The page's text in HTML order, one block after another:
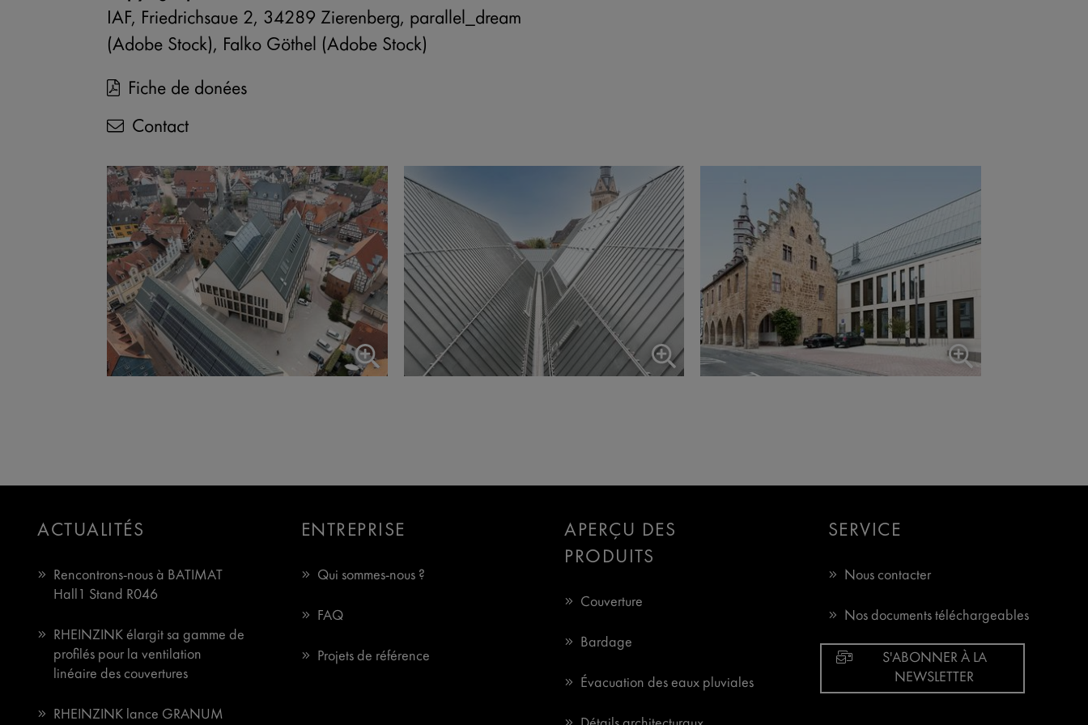
IAF, Friedrichsaue 2, 34289 Zierenberg, parallel_dream
(Adobe Stock), Falko Göthel (Adobe Stock)
Fiche de donées
Contact
ACTUALITÉS
Rencontrons-nous à BATIMAT
Hall1 Stand R046
RHEINZINK élargit sa gamme de
profilés pour la ventilation
linéaire des couvertures
RHEINZINK lance GRANUM
ENTREPRISE
Qui sommes-nous ?
FAQ
Projets de référence
APERÇU DES
PRODUITS
Couverture
Bardage
Évacuation des eaux pluviales
SERVICE
Nous contacter
Nos documents téléchargeables
S'ABONNER À LA
NEWSLETTER